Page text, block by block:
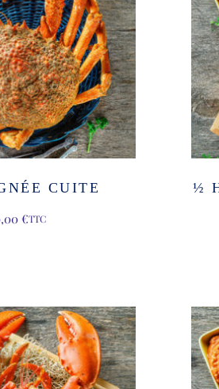
CUITE
€TTC
½